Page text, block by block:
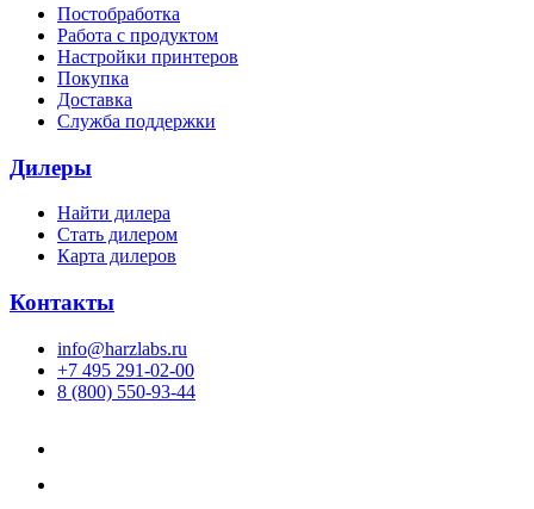
Постобработка
Работа с продуктом
Настройки принтеров
Покупка
Доставка
Служба поддержки
Дилеры
Найти дилера
Cтать дилером
Карта дилеров
Контакты
info@harzlabs.ru
+7 495 291-02-00
8 (800) 550-93-44